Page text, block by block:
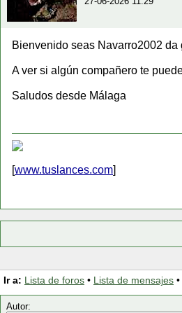
Bienvenido seas Navarro2002
A ver si algún compañero te
Saludos desde Málaga
[www.tuslances.com]
Ir a: Lista de foros • Lista de mensajes •
Autor: